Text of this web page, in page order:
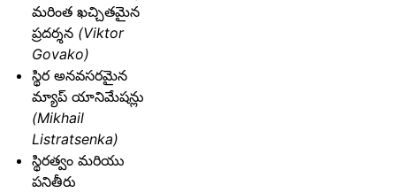
మరింత ఖచ్చితమైన
ప్రదర్శన (Viktor
Govako)
స్థిర అనవసరమైన
మ్యాప్ యానిమేషన్లు
(Mikhail
Listratsenka)
స్థిరత్వం మరియు
పనితీరు